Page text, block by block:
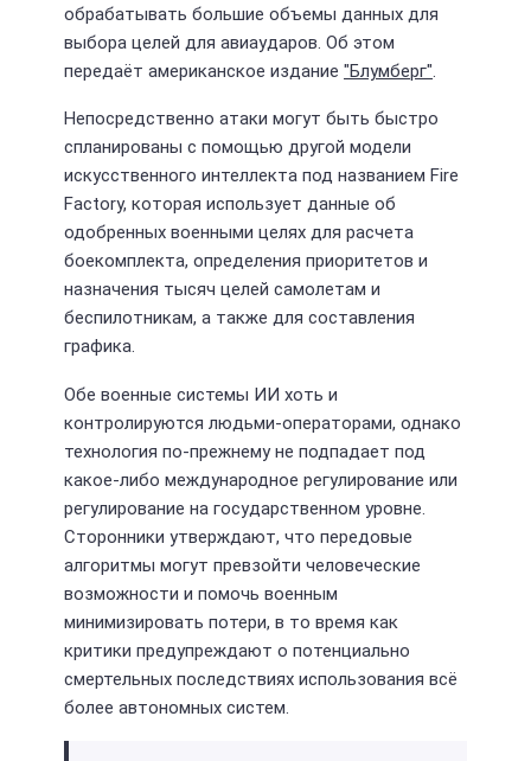
обрабатывать большие объемы данных для
выбора целей для авиаударов. Об этом
передаёт американское издание "Блумберг".
Непосредственно атаки могут быть быстро
спланированы с помощью другой модели
искусственного интеллекта под названием Fire
Factory, которая использует данные об
одобренных военными целях для расчета
боекомплекта, определения приоритетов и
назначения тысяч целей самолетам и
беспилотникам, а также для составления
графика.
Обе военные системы ИИ хоть и
контролируются людьми-операторами, однако
технология по-прежнему не подпадает под
какое-либо международное регулирование или
регулирование на государственном уровне.
Сторонники утверждают, что передовые
алгоритмы могут превзойти человеческие
возможности и помочь военным
минимизировать потери, в то время как
критики предупреждают о потенциально
смертельных последствиях использования всё
более автономных систем.